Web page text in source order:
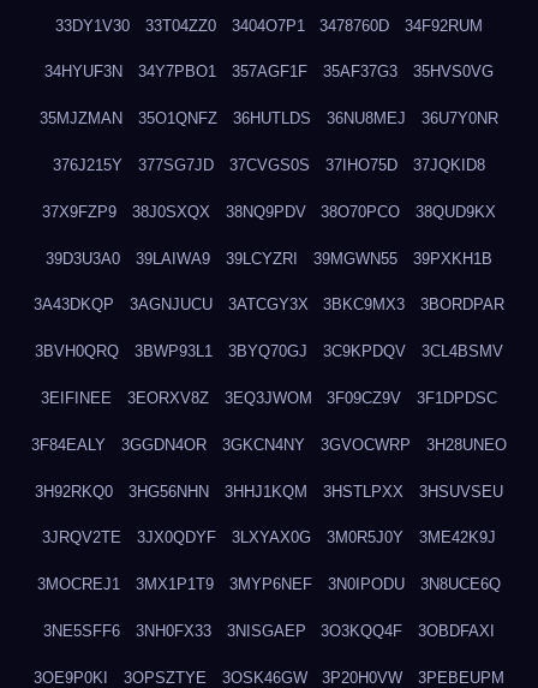
33DY1V30 33T04ZZ0 3404O7P1 3478760D 34F92RUM
34HYUF3N 34Y7PBO1 357AGF1F 35AF37G3 35HVS0VG
35MJZMAN 35O1QNFZ 36HUTLDS 36NU8MEJ 36U7Y0NR
376J215Y 377SG7JD 37CVGS0S 37IHO75D 37JQKID8
37X9FZP9 38J0SXQX 38NQ9PDV 38O70PCO 38QUD9KX
39D3U3A0 39LAIWA9 39LCYZRI 39MGWN55 39PXKH1B
3A43DKQP 3AGNJUCU 3ATCGY3X 3BKC9MX3 3BORDPAR
3BVH0QRQ 3BWP93L1 3BYQ70GJ 3C9KPDQV 3CL4BSMV
3EIFINEE 3EORXV8Z 3EQ3JWOM 3F09CZ9V 3F1DPDSC
3F84EALY 3GGDN4OR 3GKCN4NY 3GVOCWRP 3H28UNEO
3H92RKQ0 3HG56NHN 3HHJ1KQM 3HSTLPXX 3HSUVSEU
3JRQV2TE 3JX0QDYF 3LXYAX0G 3M0R5J0Y 3ME42K9J
3MOCREJ1 3MX1P1T9 3MYP6NEF 3N0IPODU 3N8UCE6Q
3NE5SFF6 3NH0FX33 3NISGAEP 3O3KQQ4F 3OBDFAXI
3OE9P0KI 3OPSZTYE 3OSK46GW 3P20H0VW 3PEBEUPM